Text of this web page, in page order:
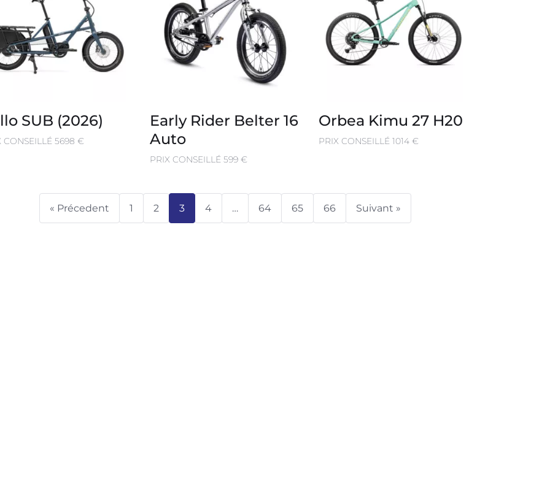
SUB (2026)
CONSEILLÉ 5698 €
Early Rider Belter 16
Auto
PRIX CONSEILLÉ 599 €
Orbea Kimu 27 H20
PRIX CONSEILLÉ 1014 €
« Précedent 1 2 3 4 … 64 65 66 Suivant »